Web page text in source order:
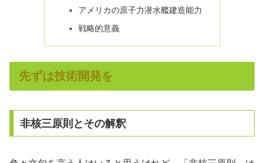
アメリカの原子力潜水艦建造能力
戦略的意義
先ずは技術開発を
非核三原則とその解釈